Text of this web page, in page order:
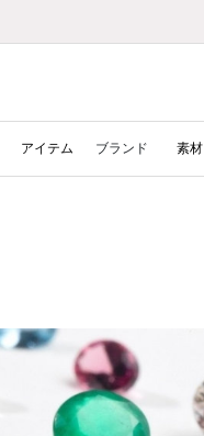
アイテム ブランド 素材